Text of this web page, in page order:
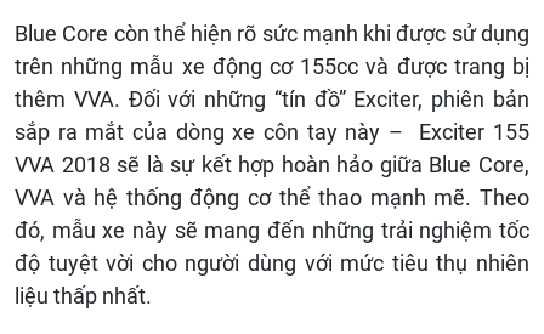
Blue Core còn thể hiện rõ sức mạnh khi được sử dụng
trên những mẫu xe động cơ 155cc và được trang bị
thêm VVA. Đối với những “tín đồ” Exciter, phiên bản
sắp ra mắt của dòng xe côn tay này – Exciter 155
VVA 2018 sẽ là sự kết hợp hoàn hảo giữa Blue Core,
VVA và hệ thống động cơ thể thao mạnh mẽ. Theo
đó, mẫu xe này sẽ mang đến những trải nghiệm tốc
độ tuyệt vời cho người dùng với mức tiêu thụ nhiên
liệu thấp nhất.